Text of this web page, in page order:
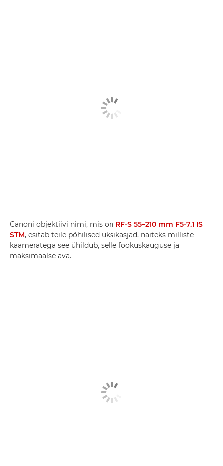
Canoni objektiivi nimi, mis on RF-S 55–210 mm F5-7.1 IS
STM, esitab teile põhilised üksikasjad, näiteks milliste
kaameratega see ühildub, selle fookuskauguse ja
maksimaalse ava.